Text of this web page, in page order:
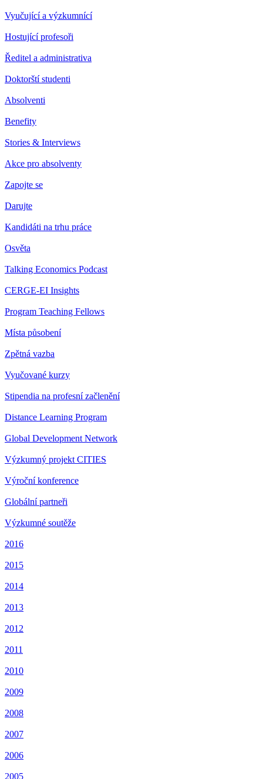
Vyučující a výzkumnící
Hostující profesoři
Ředitel a administrativa
Doktorští studenti
Absolventi
Benefity
Stories & Interviews
Akce pro absolventy
Zapojte se
Darujte
Kandidáti na trhu práce
Osvěta
Talking Economics Podcast
CERGE-EI Insights
Program Teaching Fellows
Místa působení
Zpětná vazba
Vyučované kurzy
Stipendia na profesní začlenění
Distance Learning Program
Global Development Network
Výzkumný projekt CITIES
Výroční konference
Globální partneři
Výzkumné soutěže
2016
2015
2014
2013
2012
2011
2010
2009
2008
2007
2006
2005